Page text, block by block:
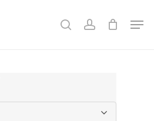
searchaccount